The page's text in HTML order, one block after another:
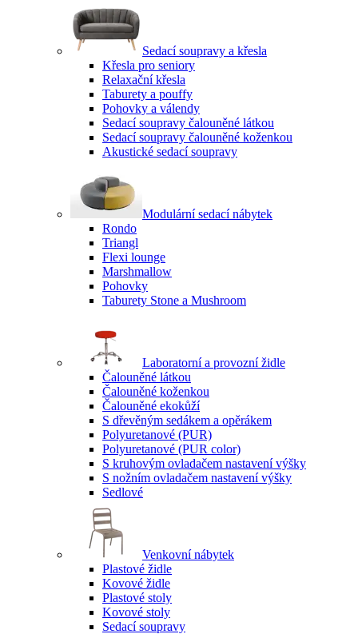
Sedací soupravy a křesla
Křesla pro seniory
Relaxační křesla
Taburety a pouffy
Pohovky a válendy
Sedací soupravy čalouněné látkou
Sedací soupravy čalouněné koženkou
Akustické sedací soupravy
Modulární sedací nábytek
Rondo
Triangl
Flexi lounge
Marshmallow
Pohovky
Taburety Stone a Mushroom
Laboratorní a provozní židle
Čalouněné látkou
Čalouněné koženkou
Čalouněné ekokůží
S dřevěným sedákem a opěrákem
Polyuretanové (PUR)
Polyuretanové (PUR color)
S kruhovým ovladačem nastavení výšky
S nožním ovladačem nastavení výšky
Sedlové
Venkovní nábytek
Plastové židle
Kovové židle
Plastové stoly
Kovové stoly
Sedací soupravy